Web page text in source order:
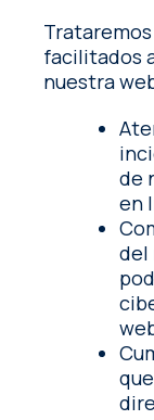
facilitados
nuestra
de
en
del